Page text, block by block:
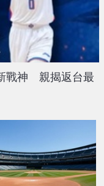
戰神 親揭返台最